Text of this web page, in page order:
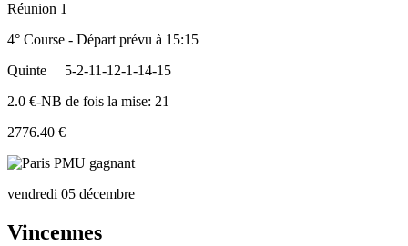
Réunion 1
4° Course - Départ prévu à 15:15
Quinte
5-2-11-12-1-14-15
2.0 €-NB de fois la mise: 21
2776.40 €
vendredi 05 décembre
Vincennes